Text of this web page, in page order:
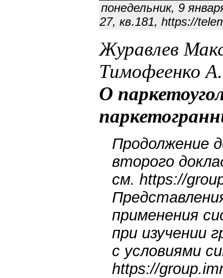
понедельник, 9
27, кв.181, https://
Журавлев
Тимофеенко
О
Продолжение
второго
см. https://
применения
при изучении
с условиями
https://